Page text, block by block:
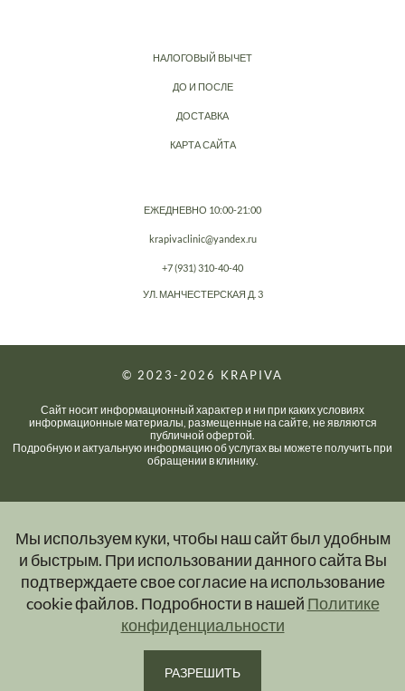
Мы используем куки, чтобы наш сайт был удобным
и быстрым. При использовании данного сайта Вы
подтверждаете свое согласие на использование
cookie файлов. Подробности в нашей Политике
конфиденциальности
РАЗРЕШИТЬ
НАЛОГОВЫЙ ВЫЧЕТ
ДО И ПОСЛЕ
ДОСТАВКА
КАРТА САЙТА
ЕЖЕДНЕВНО 10:00-21:00
krapivaclinic@yandex.ru
+7 (931) 310-40-40
УЛ. МАНЧЕСТЕРСКАЯ Д. 3
© 2023-2026 KRAPIVA
Сайт носит информационный характер и ни при каких условиях
информационные материалы, размещенные на сайте, не являются
публичной офертой.
Подробную и актуальную информацию об услугах вы можете получить при
обращении в клинику.